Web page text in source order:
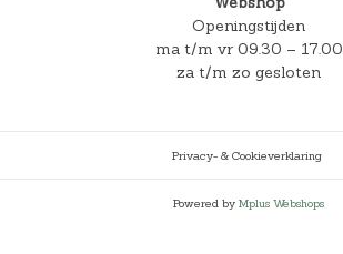
Openingstijden
ma t/m vr 09.30 – 17.00
za t/m zo gesloten
Privacy- & Cookieverklaring
Powered by Mplus Webshops